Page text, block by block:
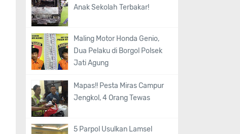
Anak Sekolah Terbakar!
Maling Motor Honda Genio,
Dua Pelaku di Borgol Polsek
Jati Agung
Mapas!! Pesta Miras Campur
Jengkol, 4 Orang Tewas
5 Parpol Usulkan Lamsel